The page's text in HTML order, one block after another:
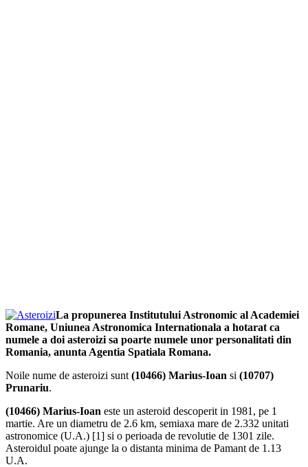
La propunerea Institutului Astronomic al Academiei
Romane, Uniunea Astronomica Internationala a hotarat ca
numele a doi asteroizi sa poarte numele unor personalitati din
Romania, anunta Agentia Spatiala Romana.
Noile nume de asteroizi sunt (10466) Marius-Ioan si (10707)
Prunariu.
(10466) Marius-Ioan este un asteroid descoperit in 1981, pe 1
martie. Are un diametru de 2.6 km, semiaxa mare de 2.332 unitati
astronomice (U.A.) [1] si o perioada de revolutie de 1301 zile.
Asteroidul poate ajunge la o distanta minima de Pamant de 1.13
U.A.